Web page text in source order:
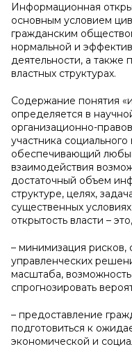
Информационная
основным условием
гражданским
нормальной и
деятельности, а также
властных структурах.
Содержание понятия
определяется в
организационно-
участника
обеспечивающий
взаимодействия
достаточный объем
структуре, целях,
существенных
открытость власти –
– минимизация рисков,
управленческих
масштаба,
спрогнозировать
– предоставление
подготовиться к
экономической и